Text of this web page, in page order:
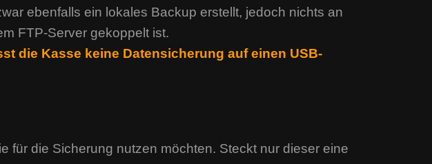
ebenfalls ein lokales Backup erstellt, jedoch nichts an
FTP-Server gekoppelt ist.
die Kasse keine Datensicherung auf einen USB-
die Sicherung nutzen möchten. Steckt nur dieser eine